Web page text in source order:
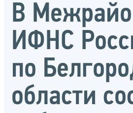
В
ИФНС
по
области